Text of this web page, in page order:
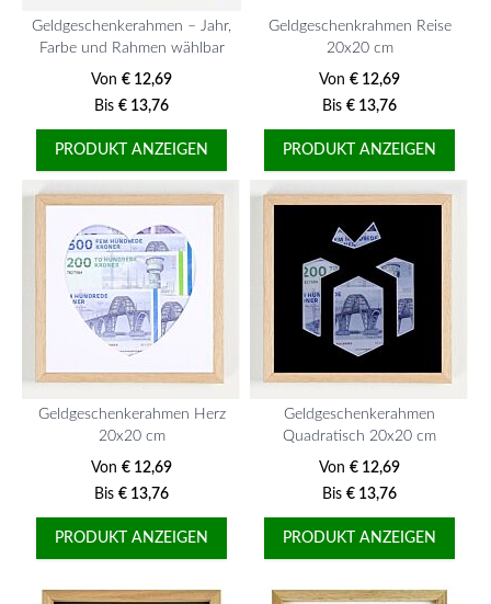
Geldgeschenkerahmen – Jahr,
Farbe und Rahmen wählbar
Von € 12,69
Bis € 13,76
PRODUKT ANZEIGEN
Geldgeschenkrahmen Reise
20x20 cm
Von € 12,69
Bis € 13,76
PRODUKT ANZEIGEN
Geldgeschenkerahmen Herz
20x20 cm
Von € 12,69
Bis € 13,76
PRODUKT ANZEIGEN
Geldgeschenkerahmen
Quadratisch 20x20 cm
Von € 12,69
Bis € 13,76
PRODUKT ANZEIGEN